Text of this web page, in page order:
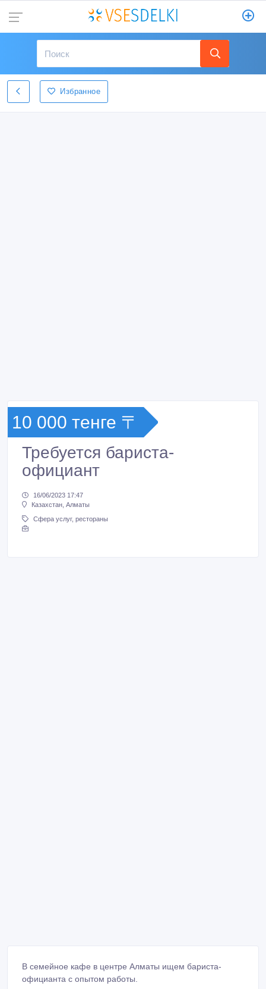
Избранное
10 000 тенге 〒
Требуется бариста-
официант
16/06/2023 17:47
Казахстан, Алматы
Сфера услуг, рестораны
В семейное кафе в центре Алматы ищем бариста-
официанта с опытом работы.